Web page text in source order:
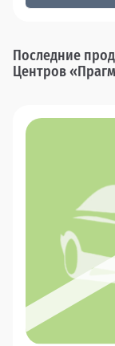
Последние
Центров